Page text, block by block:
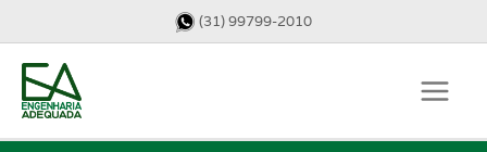
(31) 99799-2010